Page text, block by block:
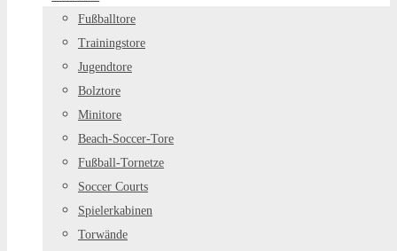
Fußballtore
Trainingstore
Jugendtore
Bolztore
Minitore
Beach-Soccer-Tore
Fußball-Tornetze
Soccer Courts
Spielerkabinen
Torwände